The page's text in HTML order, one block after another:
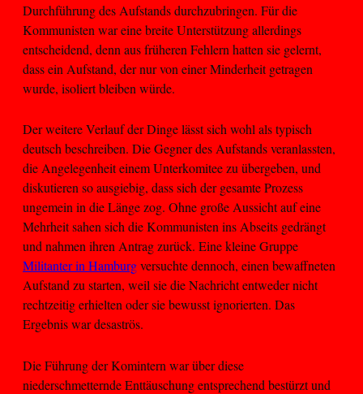
Durchführung des Aufstands durchzubringen. Für die
Kommunisten war eine breite Unterstützung allerdings
entscheidend, denn aus früheren Fehlern hatten sie gelernt,
dass ein Aufstand, der nur von einer Minderheit getragen
wurde, isoliert bleiben würde.
Der weitere Verlauf der Dinge lässt sich wohl als typisch
deutsch beschreiben. Die Gegner des Aufstands veranlassten,
die Angelegenheit einem Unterkomitee zu übergeben, und
diskutieren so ausgiebig, dass sich der gesamte Prozess
ungemein in die Länge zog. Ohne große Aussicht auf eine
Mehrheit sahen sich die Kommunisten ins Abseits gedrängt
und nahmen ihren Antrag zurück. Eine kleine Gruppe
Militanter in Hamburgversuchte dennoch, einen bewaffneten
Aufstand zu starten, weil sie die Nachricht entweder nicht
rechtzeitig erhielten oder sie bewusst ignorierten. Das
Ergebnis war desaströs.
Die Führung der Komintern war über diese
niederschmetternde Enttäuschung entsprechend bestürzt und